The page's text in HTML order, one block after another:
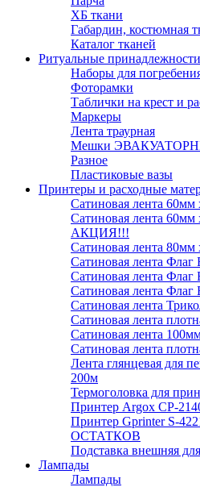
ХБ ткани
Габардин, костюмная
Каталог тканей
Ритуальные принадлежности
Наборы для
Фоторамки
Таблички на крест и
Маркеры
Лента траурная
Мешки
Разное
Пластиковые вазы
Принтеры и расходные
Сатиновая лента 60мм
Сатиновая лента
АКЦИЯ!!!
Сатиновая лента 80мм
Сатиновая лента
Сатиновая лента
Сатиновая лента
Сатиновая лента
Сатиновая лента
Сатиновая лента
Сатиновая лента
Лента глянцевая для
200м
Термоголовка для
Принтер Argox CP-
Принтер Gprinter S-
ОСТАТКОВ
Подставка внешняя
Лампады
Лампады